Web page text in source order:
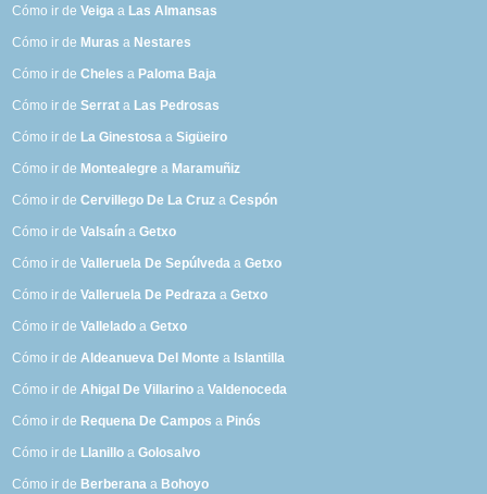
Cómo ir deVeiga a Las Almansas
Cómo ir de Muras a Nestares
Cómo ir deCheles a Paloma Baja
Cómo ir deSerrat a Las Pedrosas
Cómo ir de La Ginestosa aSigüeiro
Cómo ir de Montealegre a Maramuñiz
Cómo ir deCervillego De La Cruz aCespón
Cómo ir deValsaín aGetxo
Cómo ir deValleruela De Sepúlveda aGetxo
Cómo ir deValleruela De Pedraza aGetxo
Cómo ir deVallelado aGetxo
Cómo ir deAldeanueva Del Monte a Islantilla
Cómo ir deAhigal De Villarino aValdenoceda
Cómo ir de Requena De Campos a Pinós
Cómo ir de Llanillo aGolosalvo
Cómo ir de Berberana a Bohoyo